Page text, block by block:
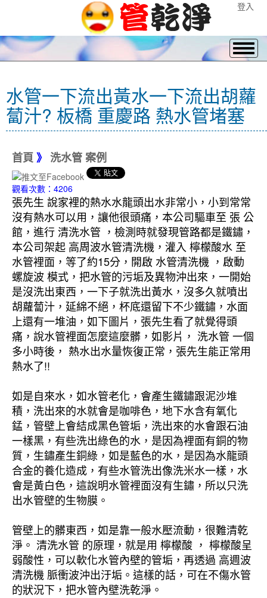
登入
水管一下流出黃水一下流出胡蘿
蔔汁? 板橋 重慶路 熱水管堵塞
首頁 》 洗水管 案例
觀看次數：4206
張先生 說家裡的熱水水龍頭出水非常小，小到常常
沒有熱水可以用，讓他很頭痛，本公司驅車至 張 公
館，進行 清洗水管 ，檢測時就發現管路都是鐵鏽，
本公司架起 高周波水管清洗機，灌入 檸檬酸水 至
水管裡面，等了約15分，開啟 水管清洗機 ，啟動
螺旋波 模式，把水管的污垢及異物沖出來，一開始
是沒洗出東西，一下子就洗出黃水，沒多久就噴出
胡蘿蔔汁，延綿不絕，杯底還留下不少鐵鏽，水面
上還有一堆油，如下圖片，張先生看了就覺得頭
痛，說水管裡面怎麼這麼髒，如影片， 洗水管 一個
多小時後， 熱水出水量恢復正常，張先生能正常用
熱水了!!
如是自來水，如水管老化，會產生鐵鏽跟泥沙堆
積，洗出來的水就會是咖啡色，地下水含有氧化
錳，管壁上會結成黑色管垢，洗出來的水會跟石油
一樣黑，有些洗出綠色的水，是因為裡面有銅的物
質，生鏽產生銅綠，如是藍色的水，是因為水龍頭
合金的養化造成，有些水管洗出像洗米水一樣，水
會是黃白色，這說明水管裡面沒有生鏽，所以只洗
出水管壁的生物膜。
管壁上的髒東西，如是靠一般水壓流動，很難清乾
淨。 清洗水管 的原理，就是用 檸檬酸 ， 檸檬酸呈
弱酸性，可以軟化水管內壁的管垢，再透過 高週波
清洗機 脈衝波沖出汙垢。這樣的話，可在不傷水管
的狀況下，把水管內壁洗乾淨。